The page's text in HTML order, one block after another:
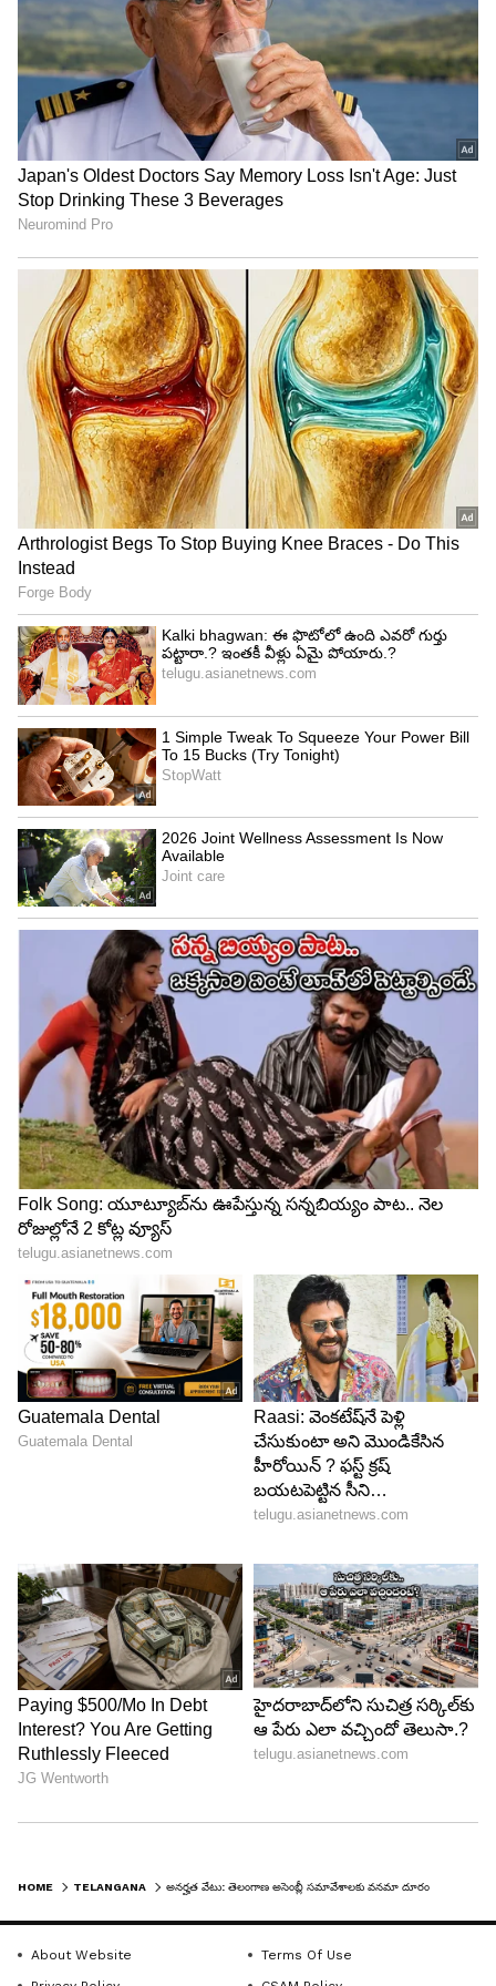
చీరను నేసిన సీఎం చంద్రబాబు | CM
Chandrababu Chirala tour | Asianet
Telugu
బంగాళాఖాతంలో అల్పపీడనం...ఇక ఏపీలో
దంచుడే | Asianet News Telugu
HOME TELANGANA అనర్హత వేటు: తెలంగాణ అసెంబ్లీ సమావేశాలకు వనమా దూరం
About Website
Terms Of Use